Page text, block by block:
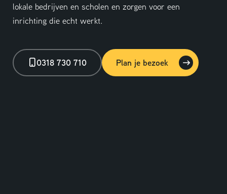
lokale bedrijven en scholen en zorgen voor een
inrichting die echt werkt.
0318 730 710 Plan je bezoek